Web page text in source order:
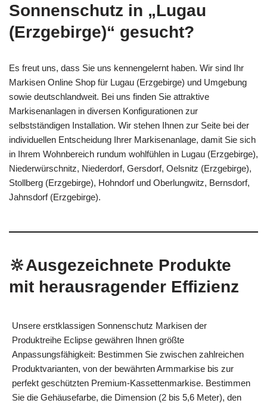
Sonnenschutz in „Lugau
(Erzgebirge)“ gesucht?
Es freut uns, dass Sie uns kennengelernt haben. Wir sind Ihr
Markisen Online Shop für Lugau (Erzgebirge) und Umgebung
sowie deutschlandweit. Bei uns finden Sie attraktive
Markisenanlagen in diversen Konfigurationen zur
selbstständigen Installation. Wir stehen Ihnen zur Seite bei der
individuellen Entscheidung Ihrer Markisenanlage, damit Sie sich
in Ihrem Wohnbereich rundum wohlfühlen in Lugau (Erzgebirge),
Niederwürschnitz, Niederdorf, Gersdorf, Oelsnitz (Erzgebirge),
Stollberg (Erzgebirge), Hohndorf und Oberlungwitz, Bernsdorf,
Jahnsdorf (Erzgebirge).
🔆Ausgezeichnete Produkte
mit herausragender Effizienz
Unsere erstklassigen Sonnenschutz Markisen der
Produktreihe Eclipse gewähren Ihnen größte
Anpassungsfähigkeit: Bestimmen Sie zwischen zahlreichen
Produktvarianten, von der bewährten Armmarkise bis zur
perfekt geschützten Premium-Kassettenmarkise. Bestimmen
Sie die Gehäusefarbe, die Dimension (2 bis 5,6 Meter), den